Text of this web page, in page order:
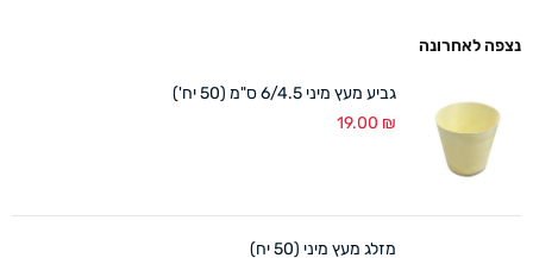
נצפה לאחרונה
גביע מעץ מיני 6/4.5 ס"מ (50 יח')
19.00 ₪
מזלג מעץ מיני (50 יח)